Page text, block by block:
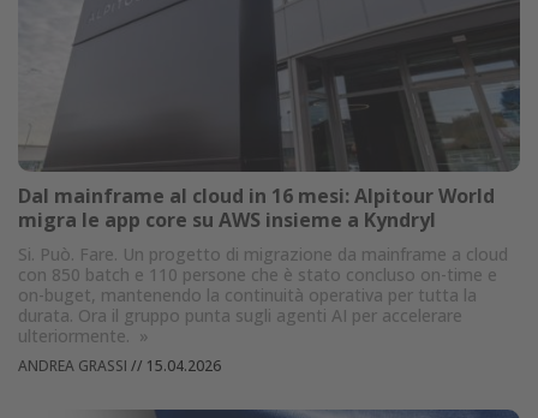
Dal mainframe al cloud in 16 mesi: Alpitour World
migra le app core su AWS insieme a Kyndryl
Si. Può. Fare. Un progetto di migrazione da mainframe a cloud
con 850 batch e 110 persone che è stato concluso on-time e
on-buget, mantenendo la continuità operativa per tutta la
durata. Ora il gruppo punta sugli agenti AI per accelerare
ulteriormente. »
ANDREA GRASSI // 15.04.2026